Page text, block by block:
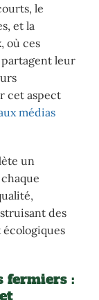
le
et la
où ces
leur
cet aspect
médias
un
des
écologiques
fermiers :